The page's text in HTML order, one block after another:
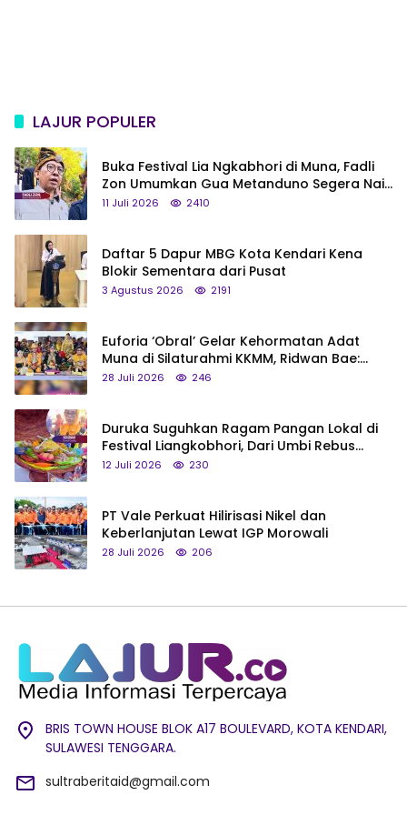
LAJUR POPULER
Buka Festival Lia Ngkabhori di Muna, Fadli
Zon Umumkan Gua Metanduno Segera Naik
Status Jadi Cagar Budaya Nasional
11 Juli 2026 2410
Daftar 5 Dapur MBG Kota Kendari Kena
Blokir Sementara dari Pusat
3 Agustus 2026 2191
Euforia ‘Obral’ Gelar Kehormatan Adat
Muna di Silaturahmi KKMM, Ridwan Bae:
Saya Bukan Tipe Begitu, Belum Pantas!
28 Juli 2026 246
Duruka Suguhkan Ragam Pangan Lokal di
Festival Liangkobhori, Dari Umbi Rebus
hingga Tumpeng Beras Muna
12 Juli 2026 230
PT Vale Perkuat Hilirisasi Nikel dan
Keberlanjutan Lewat IGP Morowali
28 Juli 2026 206
BRIS TOWN HOUSE BLOK A17 BOULEVARD, KOTA KENDARI,
SULAWESI TENGGARA.
sultraberitaid@gmail.com